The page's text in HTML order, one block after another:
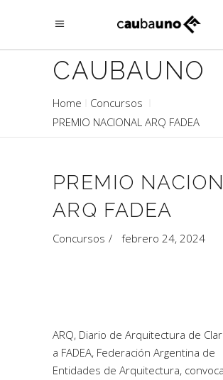
CAUBAUNO
Home
Concursos
PREMIO NACIONAL ARQ FADEA
PREMIO
ARQ FADEA
Concursos febrero 24, 2024
ARQ, Diario de Arquitectura de
a FADEA, Federación Argentina de
Entidades de Arquitectura,